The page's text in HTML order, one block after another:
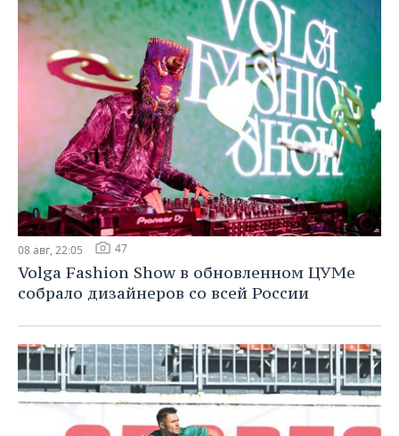
08 авг, 22:05 47
Volga Fashion Show в обновленном ЦУМе
собрало дизайнеров со всей России